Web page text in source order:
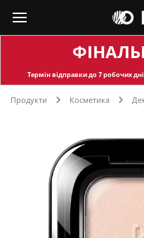
Термін відправкидо 7 робочих
Продукти Косметика